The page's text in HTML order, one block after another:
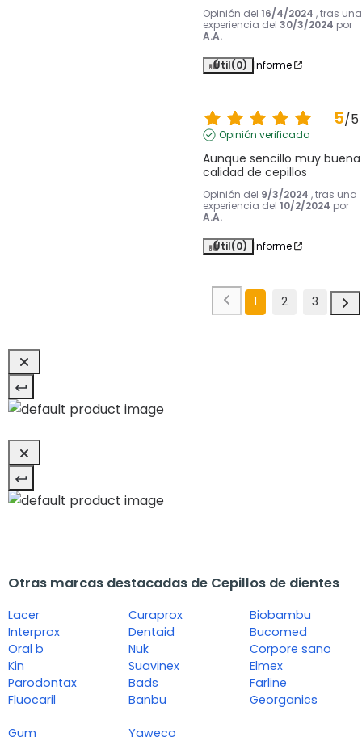
Opinión del 16/4/2024 , tras una
experiencia del 30/3/2024 por
A.A.
Útil(0) Informe
5/5
Opinión verificada
Aunque sencillo muy buena
calidad de cepillos
Opinión del 9/3/2024 , tras una
experiencia del 10/2/2024 por
A.A.
Útil(0) Informe
1 2 3
Otras marcas destacadas de Cepillos de dientes
Lacer
Interprox
Oral b
Kin
Parodontax
Fluocaril
Curaprox
Dentaid
Nuk
Suavinex
Bads
Banbu
Biobambu
Bucomed
Corpore sano
Elmex
Farline
Georganics
Gum Yaweco